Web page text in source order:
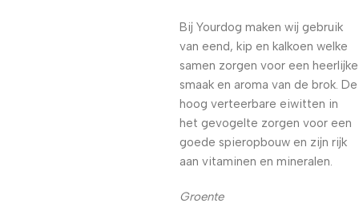
Bij Yourdog maken wij gebruik
van eend, kip en kalkoen welke
samen zorgen voor een heerlijke
smaak en aroma van de brok. De
hoog verteerbare eiwitten in
het gevogelte zorgen voor een
goede spieropbouw en zijn rijk
aan vitaminen en mineralen.
Groente